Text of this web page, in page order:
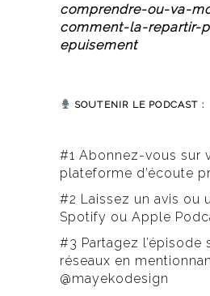
comprendre-ou-va-
comment-la-repartir-
epuisement
SOUTENIR LE PODCAST :
#1 Abonnez-vous sur
plateforme d’écoute
#2 Laissez un avis ou
Spotify ou Apple
#3 Partagez l’épisode
réseaux en
@mayekodesign